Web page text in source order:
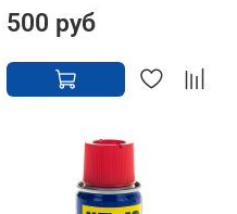
500 руб